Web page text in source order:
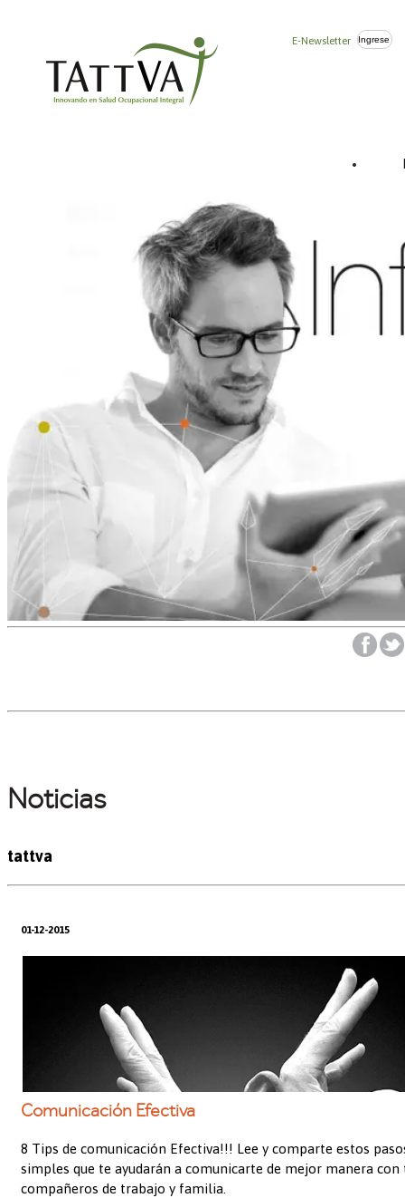
E-Newsletter
Noticias
tattva
01-12-2015
Comunicación Efectiva
8 Tips de comunicación Efectiva!!! Lee y comparte estos
simples que te ayudarán a comunicarte de mejor manera con
compañeros de trabajo y familia.